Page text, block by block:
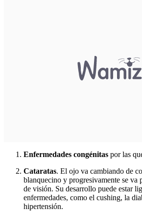
Enfermedades congénitas por las
Cataratas. El ojo va cambiando de
blanquecino y progresivamente se va
de visión. Su desarrollo puede estar
enfermedades, como el cushing, la
hipertensión.